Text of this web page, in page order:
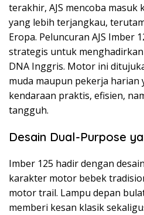
terakhir, AJS mencoba masuk
yang lebih terjangkau,
Eropa. Peluncuran AJS Imber
strategis untuk
DNA Inggris. Motor ini
muda maupun pekerja harian
kendaraan praktis, efisien,
tangguh.
Desain Dual-Purpose
Imber 125 hadir dengan
karakter motor bebek
motor trail. Lampu depan
memberi kesan klasik